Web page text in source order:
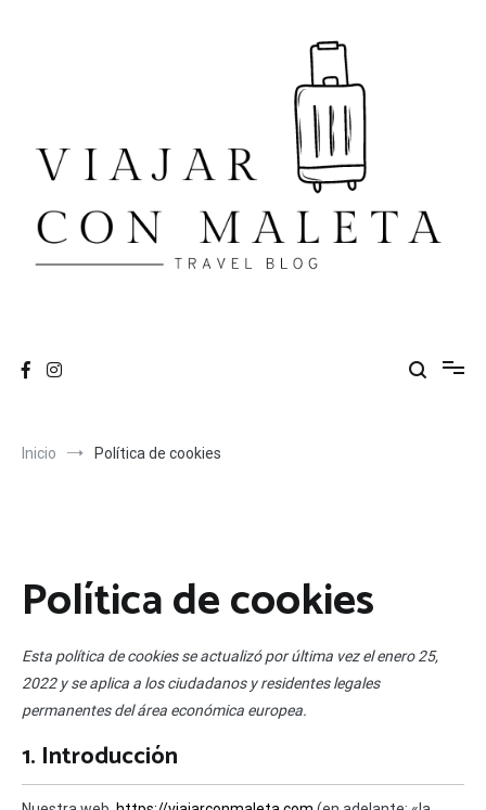
Inicio Política de cookies
Política de cookies
Esta política de cookies se actualizó por última vez el enero 25,
2022 y se aplica a los ciudadanos y residentes legales
permanentes del área económica europea.
1. Introducción